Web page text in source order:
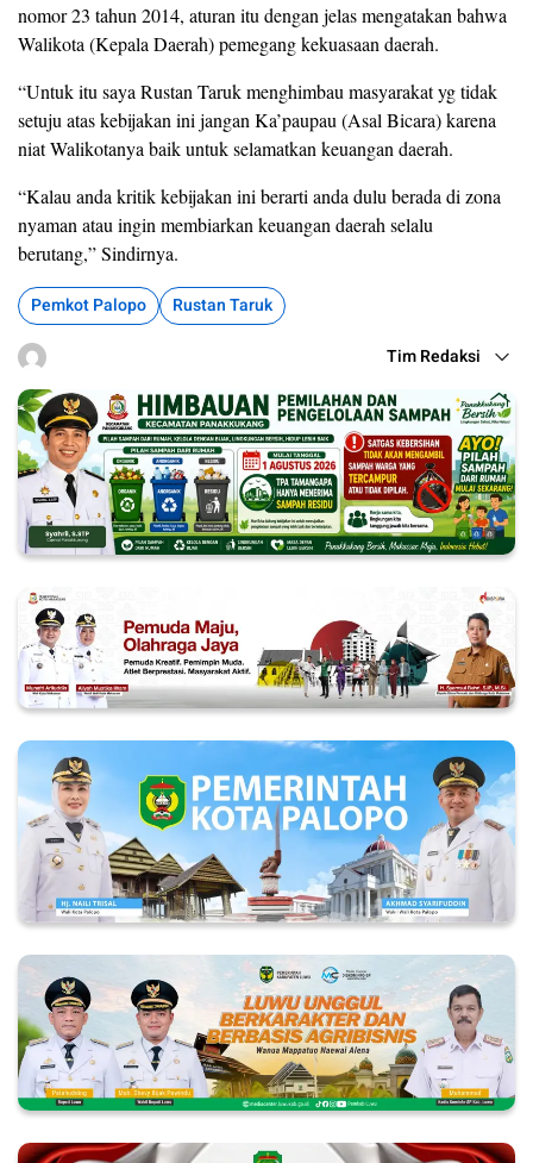
nomor 23 tahun 2014, aturan itu dengan jelas mengatakan bahwa
Walikota (Kepala Daerah) pemegang kekuasaan daerah.
“Untuk itu saya Rustan Taruk menghimbau masyarakat yg tidak
setuju atas kebijakan ini jangan Ka’paupau (Asal Bicara) karena
niat Walikotanya baik untuk selamatkan keuangan daerah.
“Kalau anda kritik kebijakan ini berarti anda dulu berada di zona
nyaman atau ingin membiarkan keuangan daerah selalu
berutang,” Sindirnya.
Pemkot Palopo Rustan Taruk
Tim Redaksi